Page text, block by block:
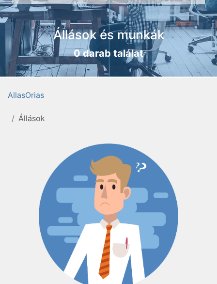
Állások és munkák
0 darab találat
AllasOrias
Állások